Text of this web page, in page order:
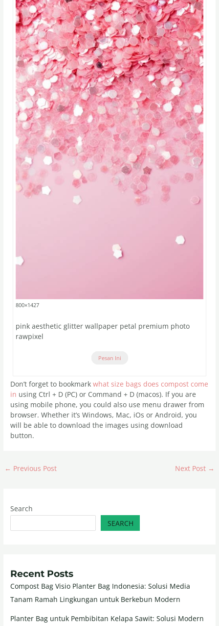
800×1427
pink aesthetic glitter wallpaper petal premium photo
rawpixel
Pesan Ini
Don’t forget to bookmarkwhat size bags does compost come
in using Ctrl + D (PC) or Command + D (macos). If you are
using mobile phone, you could also use menu drawer from
browser. Whether it’s Windows, Mac, iOs or Android, you
will be able to download the images using download
button.
← Previous Post Next Post →
Search
SEARCH
Recent Posts
Compost Bag Visio Planter Bag Indonesia: Solusi Media
Tanam Ramah Lingkungan untuk Berkebun Modern
Planter Bag untuk Pembibitan Kelapa Sawit: Solusi Modern